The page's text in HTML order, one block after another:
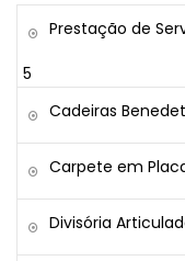
Prestação de
5
Cadeiras
Carpete em
Divisória